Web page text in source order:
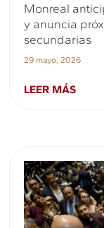
Monreal
y anuncia
secundarias
29 mayo, 2026
LEER MÁS